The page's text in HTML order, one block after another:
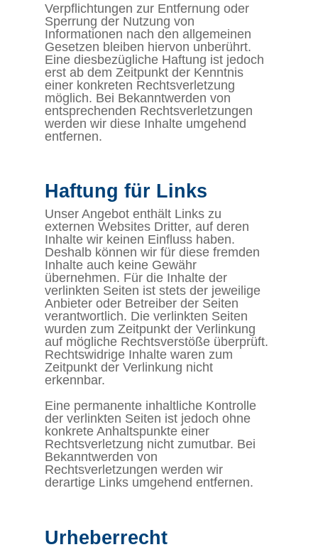
Verpflichtungen zur Entfernung oder
Sperrung der Nutzung von
Informationen nach den allgemeinen
Gesetzen bleiben hiervon unberührt.
Eine diesbezügliche Haftung ist jedoch
erst ab dem Zeitpunkt der Kenntnis
einer konkreten Rechtsverletzung
möglich. Bei Bekanntwerden von
entsprechenden Rechtsverletzungen
werden wir diese Inhalte umgehend
entfernen.
Haftung für Links
Unser Angebot enthält Links zu
externen Websites Dritter, auf deren
Inhalte wir keinen Einfluss haben.
Deshalb können wir für diese fremden
Inhalte auch keine Gewähr
übernehmen. Für die Inhalte der
verlinkten Seiten ist stets der jeweilige
Anbieter oder Betreiber der Seiten
verantwortlich. Die verlinkten Seiten
wurden zum Zeitpunkt der Verlinkung
auf mögliche Rechtsverstöße überprüft.
Rechtswidrige Inhalte waren zum
Zeitpunkt der Verlinkung nicht
erkennbar.
Eine permanente inhaltliche Kontrolle
der verlinkten Seiten ist jedoch ohne
konkrete Anhaltspunkte einer
Rechtsverletzung nicht zumutbar. Bei
Bekanntwerden von
Rechtsverletzungen werden wir
derartige Links umgehend entfernen.
Urheberrecht